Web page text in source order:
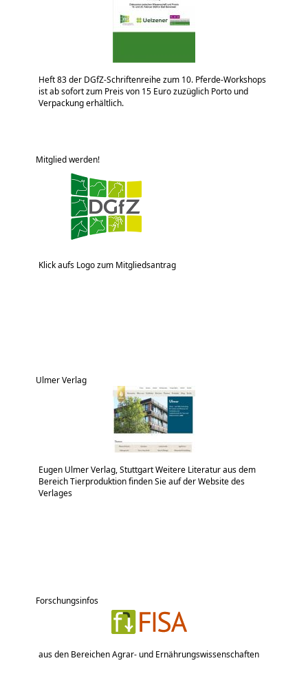
Heft 83 der DGfZ-Schriftenreihe zum 10. Pferde-Workshops
ist ab sofort zum Preis von 15 Euro zuzüglich Porto und
Verpackung erhältlich.
Mitglied werden!
Klick aufs Logo zum Mitgliedsantrag
Ulmer Verlag
Eugen Ulmer Verlag, Stuttgart Weitere Literatur aus dem
Bereich Tierproduktion finden Sie auf der Website des
Verlages
Forschungsinfos
aus den Bereichen Agrar- und Ernährungswissenschaften